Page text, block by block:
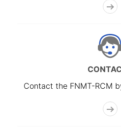
Contact the FNMT-RCM